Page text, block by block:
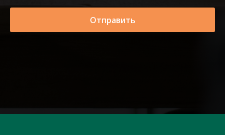
Отправить